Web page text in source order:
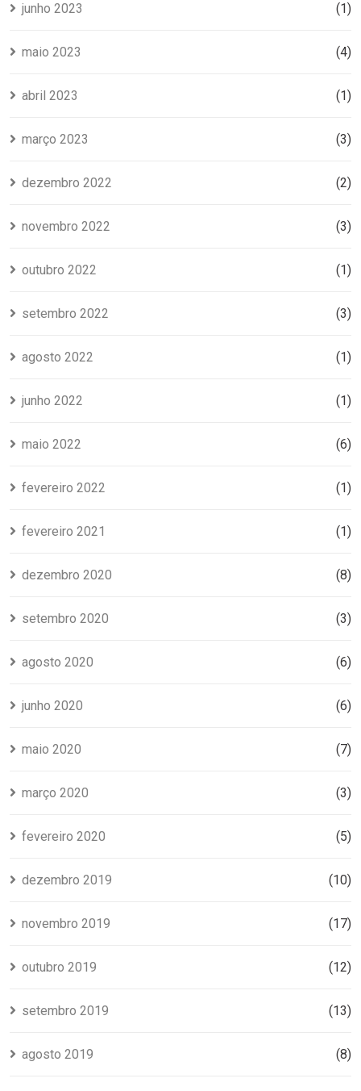
junho 2023 (1)
maio 2023 (4)
abril 2023 (1)
março 2023 (3)
dezembro 2022 (2)
novembro 2022 (3)
outubro 2022 (1)
setembro 2022 (3)
agosto 2022 (1)
junho 2022 (1)
maio 2022 (6)
fevereiro 2022 (1)
fevereiro 2021 (1)
dezembro 2020 (8)
setembro 2020 (3)
agosto 2020 (6)
junho 2020 (6)
maio 2020 (7)
março 2020 (3)
fevereiro 2020 (5)
dezembro 2019 (10)
novembro 2019 (17)
outubro 2019 (12)
setembro 2019 (13)
agosto 2019 (8)